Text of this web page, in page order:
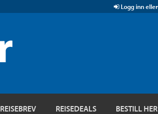
Logg inn
REISEBREV REISEDEALS BESTILL HER